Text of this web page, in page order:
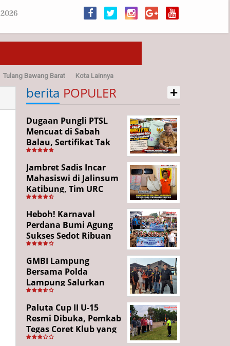
Tulang Bawang Barat Kota Lainnya
berita POPULER +
Dugaan Pungli PTSL
Mencuat di Sabah
Balau, Sertifikat Tak
Kunjung Diterima,
Warga Tempuh Jalur
Hukum
Jambret Sadis Incar
Mahasiswi di Jalinsum
Katibung, Tim URC
Ringkus Pelaku dan
Sita Barang Bukti
Heboh! Karnaval
Perdana Bumi Agung
Sukses Sedot Ribuan
Penonton, Enam
Lingkungan Tampil All
Out
GMBI Lampung
Bersama Polda
Lampung Salurkan
Puluhan Paket
Sembako di
Bakauheni, Wujud
Kepedulian Sambut
HUT RI ke-81
Paluta Cup II U-15
Resmi Dibuka, Pemkab
Tegas Coret Klub yang
Gunakan Pemain Luar